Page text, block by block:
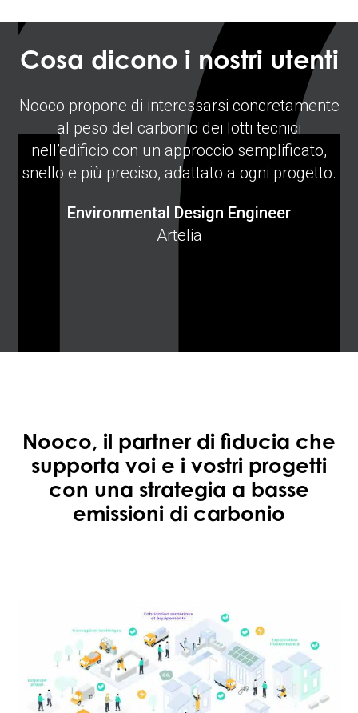
Cosa dicono i nostri utenti
Nooco propone di interessarsi concretamente
al peso del carbonio dei lotti tecnici
nell’edificio con un approccio semplificato,
snello e più preciso, adattato a ogni progetto.
Environmental Design Engineer
Artelia
Nooco, il partner di fiducia che
supporta voi e i vostri progetti
con una strategia a basse
emissioni di carbonio